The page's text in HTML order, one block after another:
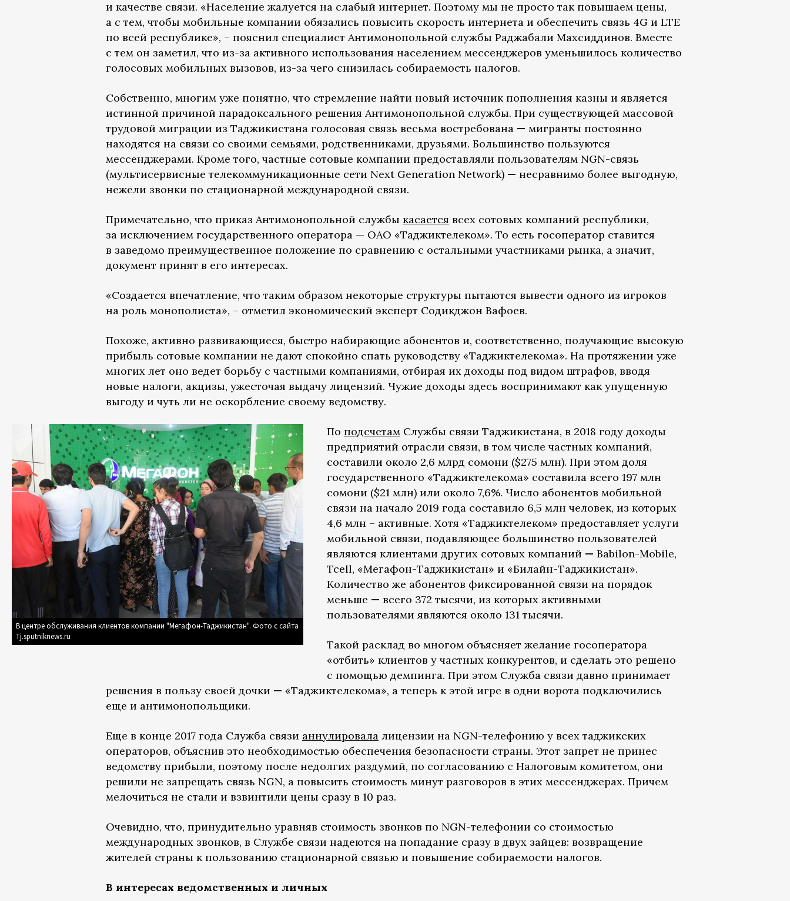
и качестве связи. «Население жалуется на слабый интернет. Поэтому мы не просто так повышаем цены,
а с тем, чтобы мобильные компании обязались повысить скорость интернета и обеспечить связь 4G и LTE
по всей республике», – пояснил специалист Антимонопольной службы Раджабали Махсиддинов. Вместе
с тем он заметил, что из-за активного использования населением мессенджеров уменьшилось количество
голосовых мобильных вызовов, из-за чего снизилась собираемость налогов.
Собственно, многим уже понятно, что стремление найти новый источник пополнения казны и является
истинной причиной парадоксального решения Антимонопольной службы. При существующей массовой
трудовой миграции из Таджикистана голосовая связь весьма востребована — мигранты постоянно
находятся на связи со своими семьями, родственниками, друзьями. Большинство пользуются
мессенджерами. Кроме того, частные сотовые компании предоставляли пользователям NGN-связь
(мультисервисные телекоммуникационные сети Next Generation Network) — несравнимо более выгодную,
нежели звонки по стационарной международной связи.
Примечательно, что приказ Антимонопольной службы касается всех сотовых компаний республики,
за исключением государственного оператора — ОАО «Таджиктелеком». То есть госоператор ставится
в заведомо преимущественное положение по сравнению с остальными участниками рынка, а значит,
документ принят в его интересах.
«Создается впечатление, что таким образом некоторые структуры пытаются вывести одного из игроков
на роль монополиста», – отметил экономический эксперт Содикджон Вафоев.
Похоже, активно развивающиеся, быстро набирающие абонентов и, соответственно, получающие высокую
прибыль сотовые компании не дают спокойно спать руководству «Таджиктелекома». На протяжении уже
многих лет оно ведет борьбу с частными компаниями, отбирая их доходы под видом штрафов, вводя
новые налоги, акцизы, ужесточая выдачу лицензий. Чужие доходы здесь воспринимают как упущенную
выгоду и чуть ли не оскорбление своему ведомству.
В центре обслуживания клиентов компании "Мегафон-Таджикистан". Фото с сайта
Tj.sputniknews.ru
По подсчетам Службы связи Таджикистана, в 2018 году доходы
предприятий отрасли связи, в том числе частных компаний,
составили около 2,6 млрд сомони ($275 млн). При этом доля
государственного «Таджиктелекома» составила всего 197 млн
сомони ($21 млн) или около 7,6%. Число абонентов мобильной
связи на начало 2019 года составило 6,5 млн человек, из которых
4,6 млн – активные. Хотя «Таджиктелеком» предоставляет услуги
мобильной связи, подавляющее большинство пользователей
являются клиентами других сотовых компаний — Babilon-Mobile,
Tcell, «Мегафон-Таджикистан» и «Билайн-Таджикистан».
Количество же абонентов фиксированной связи на порядок
меньше — всего 372 тысячи, из которых активными
пользователями являются около 131 тысячи.
Такой расклад во многом объясняет желание госоператора
«отбить» клиентов у частных конкурентов, и сделать это решено
с помощью демпинга. При этом Служба связи давно принимает
решения в пользу своей дочки — «Таджиктелекома», а теперь к этой игре в одни ворота подключились
еще и антимонопольщики.
Еще в конце 2017 года Служба связи аннулировала лицензии на NGN-телефонию у всех таджикских
операторов, объяснив это необходимостью обеспечения безопасности страны. Этот запрет не принес
ведомству прибыли, поэтому после недолгих раздумий, по согласованию с Налоговым комитетом, они
решили не запрещать связь NGN, а повысить стоимость минут разговоров в этих мессенджерах. Причем
мелочиться не стали и взвинтили цены сразу в 10 раз.
Очевидно, что, принудительно уравняв стоимость звонков по NGN-телефонии со стоимостью
международных звонков, в Службе связи надеются на попадание сразу в двух зайцев: возвращение
жителей страны к пользованию стационарной связью и повышение собираемости налогов.
В интересах ведомственных и личных